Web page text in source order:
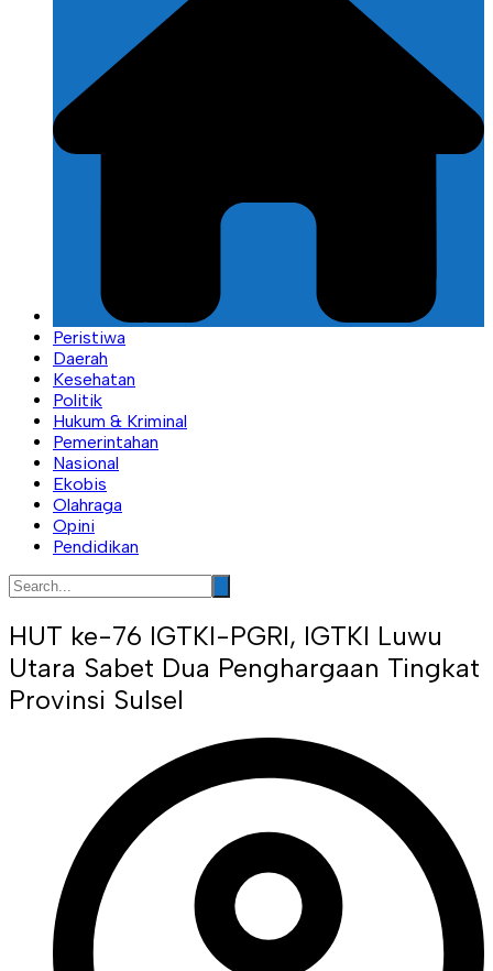
Peristiwa
Daerah
Kesehatan
Politik
Hukum & Kriminal
Pemerintahan
Nasional
Ekobis
Olahraga
Opini
Pendidikan
HUT ke-76 IGTKI-PGRI, IGTKI Luwu
Utara Sabet Dua Penghargaan Tingkat
Provinsi Sulsel